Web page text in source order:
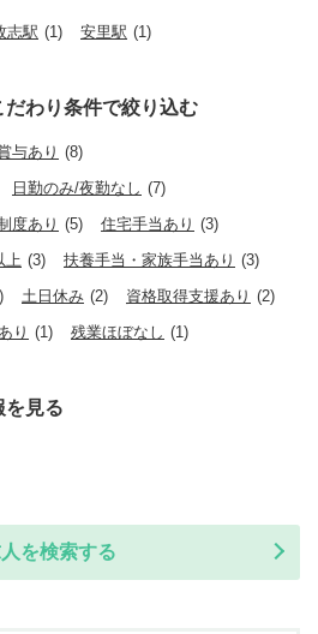
志駅 (1) 安里駅 (1)
わり条件で絞り込む
与あり (8)
日勤のみ/夜勤なし (7)
度あり (5) 住宅手当あり (3)
上 (3) 扶養手当・家族手当あり (3)
土日休み (2) 資格取得支援あり (2)
り (1) 残業ほぼなし (1)
を見る
を検索する